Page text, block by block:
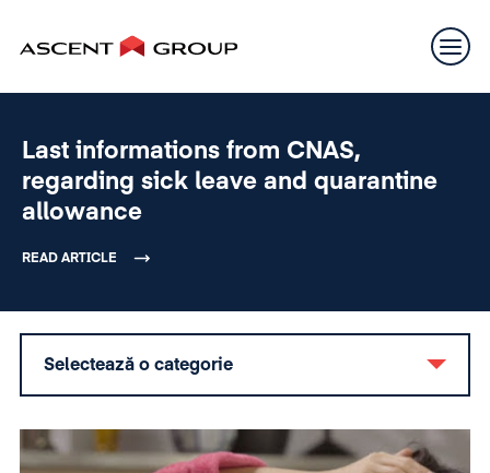
Last informations from CNAS,
regarding sick leave and quarantine
allowance
READ ARTICLE
Selectează o categorie